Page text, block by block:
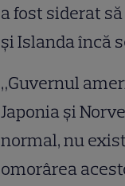
a fost siderat
şi Islanda încă
„Guvernul
Japonia şi
normal, nu
omorârea